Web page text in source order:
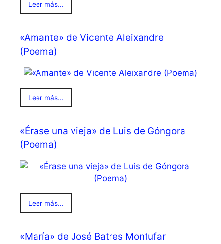
Leer más...
«Amante» de Vicente Aleixandre
(Poema)
Leer más...
«Érase una vieja» de Luis de Góngora
(Poema)
Leer más...
«María» de José Batres Montufar